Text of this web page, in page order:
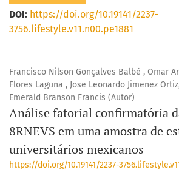
DOI: https://doi.org/10.19141/2237-
3756.lifestyle.v11.n00.pe1881
Francisco Nilson Gonçalves Balbé , Omar
Flores Laguna , Jose Leonardo Jimenez
Emerald Branson Francis (Autor)
Análise fatorial confirmatória
8RNEVS em uma amostra de
universitários mexicanos
https://doi.org/10.19141/2237-